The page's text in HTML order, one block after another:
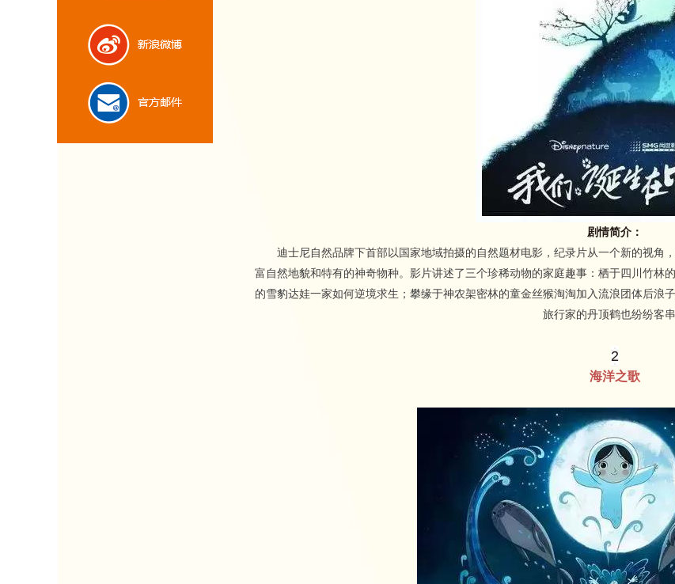
剧情简介：
迪士尼自然品牌下首部以国家地域拍摄的自然题材电影，纪录片从一个新的视角
富自然地貌和特有的神奇物种。影片讲述了三个珍稀动物的家庭趣事：栖于四川竹林
的雪豹达娃一家如何逆境求生；攀缘于神农架密林的童金丝猴淘淘加入流浪团体后浪
旅行家的丹顶鹤也纷纷客串
2
海洋之歌